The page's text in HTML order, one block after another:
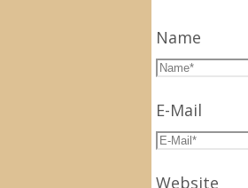
Name
E-Mail
Website